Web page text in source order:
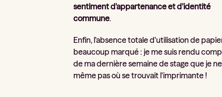
sentiment d'appartenance et d'identité
commune.
Enfin, l'absence totale d'utilisation de
beaucoup marqué : je me suis rendu
de ma dernière semaine de stage que je
même pas où se trouvait l'imprimante !